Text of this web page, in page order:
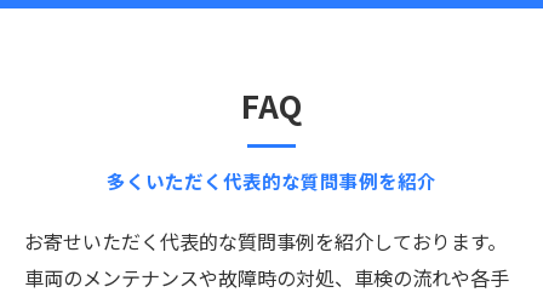
多くいただく代表的な質問事例を紹介
FAQ
お寄せいただく代表的な質問事例を紹介しております。
車両のメンテナンスや故障時の対処、車検の流れや各手